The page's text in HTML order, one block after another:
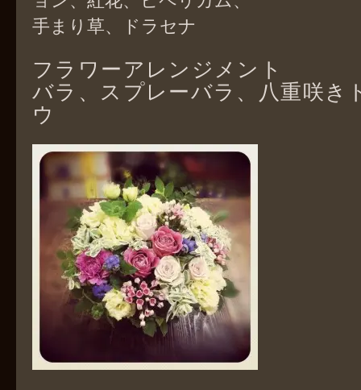
手まり草、ドラセナ
フラワーアレンジメント
バラ、スプレーバラ、八重咲き
ウ